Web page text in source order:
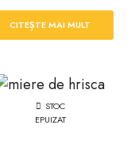
CITEȘTE MAI MULT
STOC
EPUIZAT